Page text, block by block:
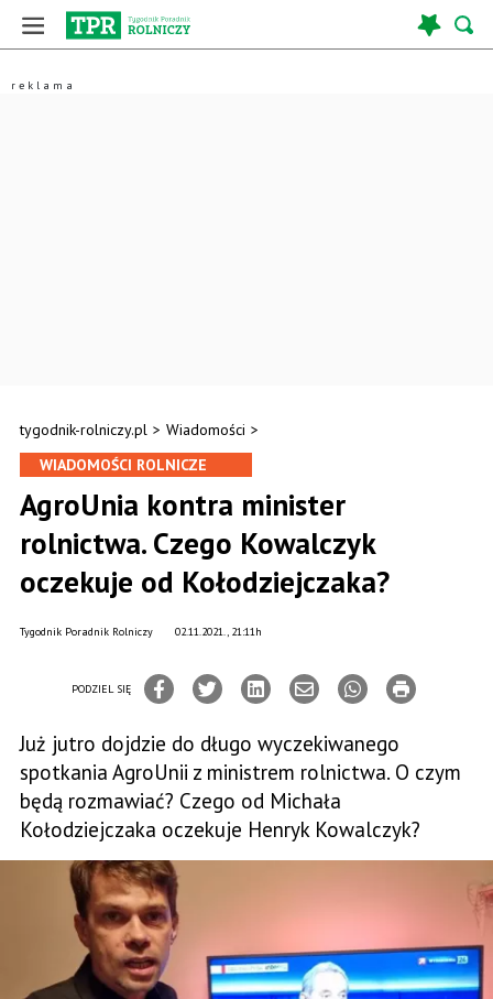
tygodnik-rolniczy.pl > Wiadomości >
WIADOMOŚCI ROLNICZE
AgroUnia kontra minister
rolnictwa. Czego Kowalczyk
oczekuje od Kołodziejczaka?
02.11.2021., 21:11h
Tygodnik Poradnik Rolniczy
PODZIEL SIĘ
Już jutro dojdzie do długo wyczekiwanego
spotkania AgroUnii z ministrem rolnictwa. O czym
będą rozmawiać? Czego od Michała
Kołodziejczaka oczekuje Henryk Kowalczyk?